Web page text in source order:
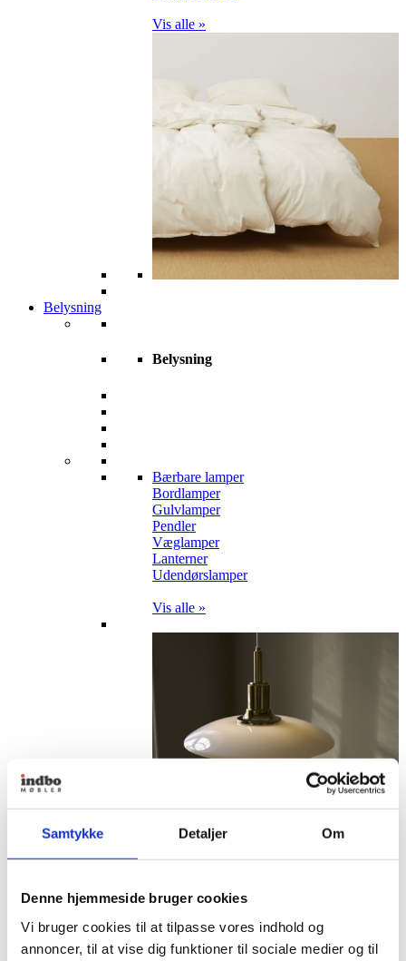
Samtykke Detaljer Om
Denne hjemmeside bruger cookies
Vi bruger cookies til at tilpasse vores indhold og
annoncer, til at vise dig funktioner til sociale medier og til
Vis alle »
Belysning
Belysning
Bærbare lamper
Bordlamper
Gulvlamper
Pendler
Væglamper
Lanterner
Udendørslamper
Vis alle »